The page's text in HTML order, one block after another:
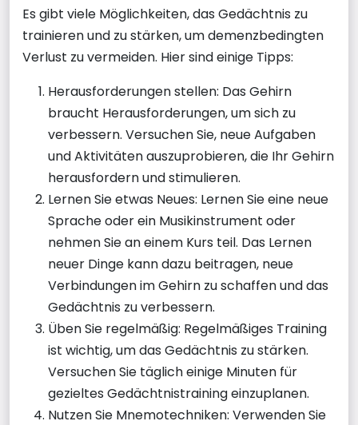
Es gibt viele Möglichkeiten, das Gedächtnis zu
trainieren und zu stärken, um demenzbedingten
Verlust zu vermeiden. Hier sind einige Tipps:
Herausforderungen stellen: Das Gehirn
braucht Herausforderungen, um sich zu
verbessern. Versuchen Sie, neue Aufgaben
und Aktivitäten auszuprobieren, die Ihr Gehirn
herausfordern und stimulieren.
Lernen Sie etwas Neues: Lernen Sie eine neue
Sprache oder ein Musikinstrument oder
nehmen Sie an einem Kurs teil. Das Lernen
neuer Dinge kann dazu beitragen, neue
Verbindungen im Gehirn zu schaffen und das
Gedächtnis zu verbessern.
Üben Sie regelmäßig: Regelmäßiges Training
ist wichtig, um das Gedächtnis zu stärken.
Versuchen Sie täglich einige Minuten für
gezieltes Gedächtnistraining einzuplanen.
Nutzen Sie Mnemotechniken: Verwenden Sie